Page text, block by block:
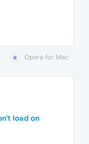
Opera for Mac
load on